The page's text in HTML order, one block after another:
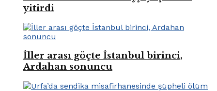
yitirdi
İller arası göçte İstanbul birinci,
Ardahan sonuncu